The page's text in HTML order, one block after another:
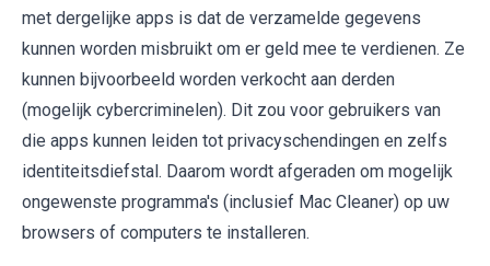
met dergelijke apps is dat de verzamelde gegevens
kunnen worden misbruikt om er geld mee te verdienen. Ze
kunnen bijvoorbeeld worden verkocht aan derden
(mogelijk cybercriminelen). Dit zou voor gebruikers van
die apps kunnen leiden tot privacyschendingen en zelfs
identiteitsdiefstal. Daarom wordt afgeraden om mogelijk
ongewenste programma's (inclusief Mac Cleaner) op uw
browsers of computers te installeren.